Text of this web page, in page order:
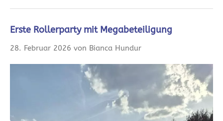
Erste Rollerparty mit Megabeteiligung
28. Februar 2026 von Bianca Hundur